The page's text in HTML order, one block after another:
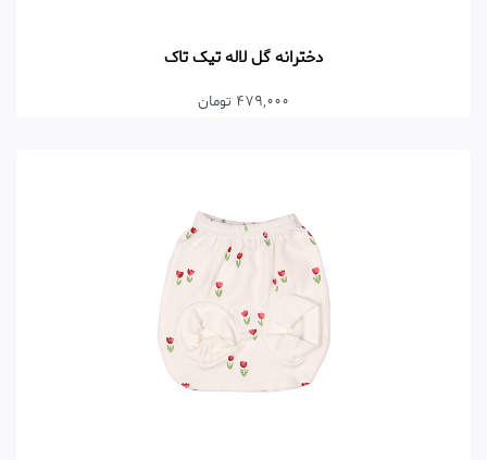
دخترانه گل لاله تیک تاک
479,000 تومان